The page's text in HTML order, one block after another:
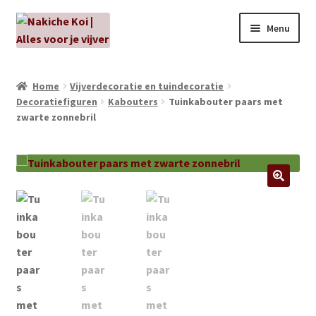
Ga
door
Ga
naar
Menu
Kabouters
Aansluitmateriaal
Pakketten
Vijverpompen en vijverfilters
Home
Vijverdecoratie en tuindecoratie
Decoratiefiguren
Kabouters
Tuinkabouter paars met
zwarte zonnebril